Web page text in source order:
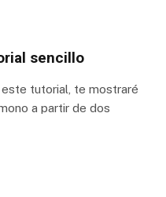
sencillo
tutorial, te mostraré
a partir de dos